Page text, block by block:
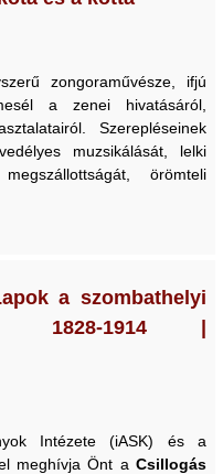
zongoraművésze, ifjú
a zenei hivatásáról,
Szerepléseinek
muzsikálását, lelki
örömteli
a szombathelyi
1828-1914 |
Intézete (iASK) és a
meghívja Önt a Csillogás